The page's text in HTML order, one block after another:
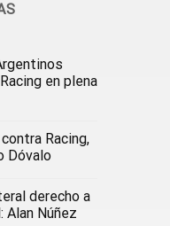
en plena
Racing,
Dóvalo
derecho a
Alan Núñez